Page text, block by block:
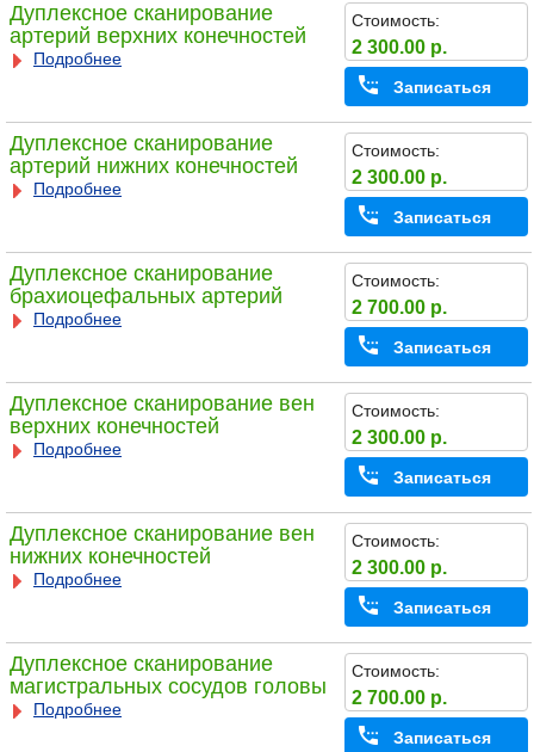
Дуплексное сканирование
артерий верхних конечностей
Подробнее
Стоимость:
2 300.00 р.
Записаться
Дуплексное сканирование
артерий нижних конечностей
Подробнее
Стоимость:
2 300.00 р.
Записаться
Дуплексное сканирование
брахиоцефальных артерий
Подробнее
Стоимость:
2 700.00 р.
Записаться
Дуплексное сканирование вен
верхних конечностей
Подробнее
Стоимость:
2 300.00 р.
Записаться
Дуплексное сканирование вен
нижних конечностей
Подробнее
Стоимость:
2 300.00 р.
Записаться
Дуплексное сканирование
магистральных сосудов головы
Подробнее
Стоимость:
2 700.00 р.
Записаться